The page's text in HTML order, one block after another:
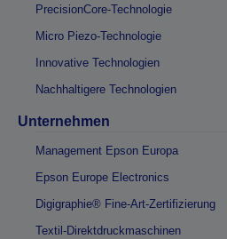
PrecisionCore-Technologie
Micro Piezo-Technologie
Innovative Technologien
Nachhaltigere Technologien
Unternehmen
Management Epson Europa
Epson Europe Electronics
Digigraphie® Fine-Art-Zertifizierung
Textil-Direktdruckmaschinen